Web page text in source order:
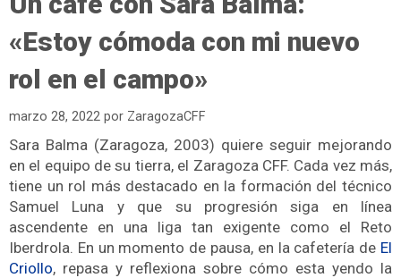
«Estoy cómoda con mi nuevo
rol en el campo»
marzo 28, 2022 por ZaragozaCFF
Sara Balma (Zaragoza, 2003) quiere seguir mejorando
en el equipo de su tierra, el Zaragoza CFF. Cada vez más,
tiene un rol más destacado en la formación del técnico
Samuel Luna y que su progresión siga en línea
ascendente en una liga tan exigente como el Reto
Iberdrola. En un momento de pausa, en la cafetería de El
Criollo, repasa y reflexiona sobre cómo esta yendo la